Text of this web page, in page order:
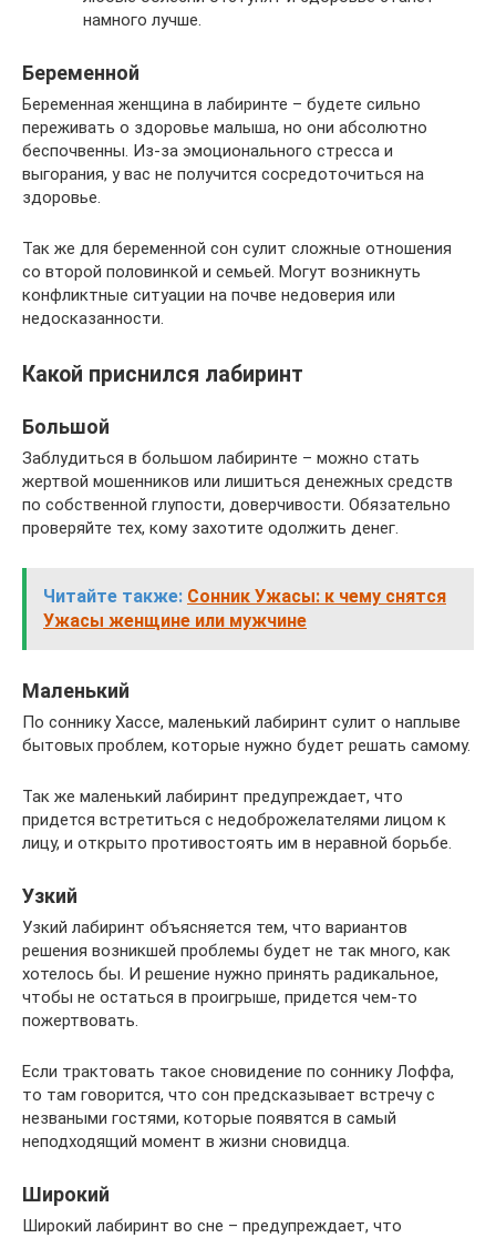
намного лучше.
Беременной
Беременная женщина в лабиринте – будете сильно
переживать о здоровье малыша, но они абсолютно
беспочвенны. Из-за эмоционального стресса и
выгорания, у вас не получится сосредоточиться на
здоровье.
Так же для беременной сон сулит сложные отношения
со второй половинкой и семьей. Могут возникнуть
конфликтные ситуации на почве недоверия или
недосказанности.
Какой приснился лабиринт
Большой
Заблудиться в большом лабиринте – можно стать
жертвой мошенников или лишиться денежных средств
по собственной глупости, доверчивости. Обязательно
проверяйте тех, кому захотите одолжить денег.
Читайте также: Сонник Ужасы: к чему снятся
Ужасы женщине или мужчине
Маленький
По соннику Хассе, маленький лабиринт сулит о наплыве
бытовых проблем, которые нужно будет решать самому.
Так же маленький лабиринт предупреждает, что
придется встретиться с недоброжелателями лицом к
лицу, и открыто противостоять им в неравной борьбе.
Узкий
Узкий лабиринт объясняется тем, что вариантов
решения возникшей проблемы будет не так много, как
хотелось бы. И решение нужно принять радикальное,
чтобы не остаться в проигрыше, придется чем-то
пожертвовать.
Если трактовать такое сновидение по соннику Лоффа,
то там говорится, что сон предсказывает встречу с
незваными гостями, которые появятся в самый
неподходящий момент в жизни сновидца.
Широкий
Широкий лабиринт во сне – предупреждает, что